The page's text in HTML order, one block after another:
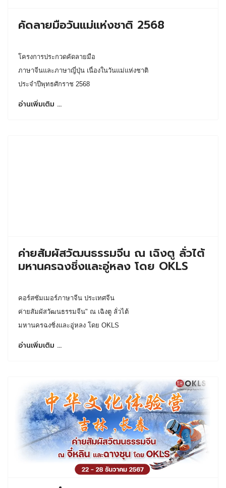
คัดลายมือวันแม่แห่งชาติ 2568
โครงการประกวดคัดลายมือ
ภาษาจีนและภาษาญี่ปุ่น เนื่องในวันแม่แห่งชาติ
ประจำปีพุทธศักราช 2568
อ่านเพิ่มเติม …
ค่ายสัมผัสวัฒนธรรมจีน ณ เฉิงตู ลั่วไต้
มหานครฉงชิ่งและอู่หลง โดย OKLS
คอร์สซัมเมอร์ภาษาจีน ประเทศจีน
ค่ายสัมผัสวัฒนธรรมจีน" ณ เฉิงตู ลั่วไต้
มหานครฉงชิ่งและอู่หลง โดย OKLS
อ่านเพิ่มเติม …